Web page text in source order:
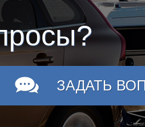
ЗАДАТЬ